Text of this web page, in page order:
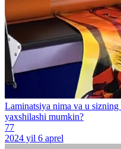
Laminatsiya nima va u
yaxshilashi mumkin?
77
2024 yil 6 aprel